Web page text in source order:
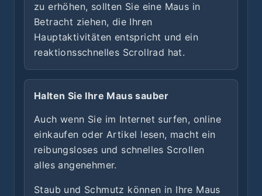
zu erhöhen, sollten Sie eine Maus in
Betracht ziehen, die Ihren
Hauptaktivitäten entspricht und ein
reaktionsschnelles Scrollrad hat.
Halten Sie Ihre Maus sauber
Auch wenn Sie im Internet surfen, online
einkaufen oder Artikel lesen, macht ein
reibungsloses und schnelles Scrollen
alles angenehmer.
Staub und Schmutz können in Ihre Maus